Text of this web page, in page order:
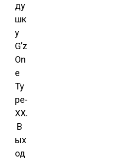
ду
шк
у
G’z
On
e
Ty
pe-
XX.
В
ых
од